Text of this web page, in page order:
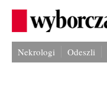
Nekrologi Odeszli